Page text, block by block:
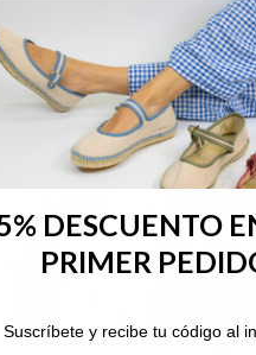
DESCUENTO
PRIMER
Suscríbete y recibe tu código al